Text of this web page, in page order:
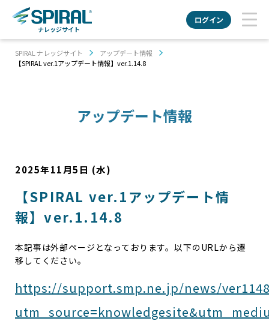
ナレッジサイト
ログイン
SPIRAL ナレッジサイト
アップデート情報
【SPIRAL ver.1アップデート情報】ver.1.14.8
アップデート情報
2025年11月5日 (水)
【SPIRAL ver.1アップデート情
報】ver.1.14.8
本記事は外部ページとなっております。以下のURLから遷
移してください。
https://support.smp.ne.jp/news/